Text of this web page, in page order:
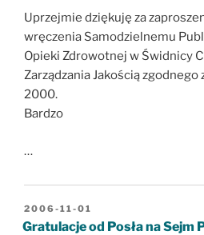
Uprzejmie dziękuję za
wręczenia Samodzielnemu
Opieki Zdrowotnej w Świdnicy
Zarządzania Jakością zgodnego
2000.
Bardzo
…
OPUBLIKOWANE
W
2006-11-01
Gratulacje od Posła na Sejm